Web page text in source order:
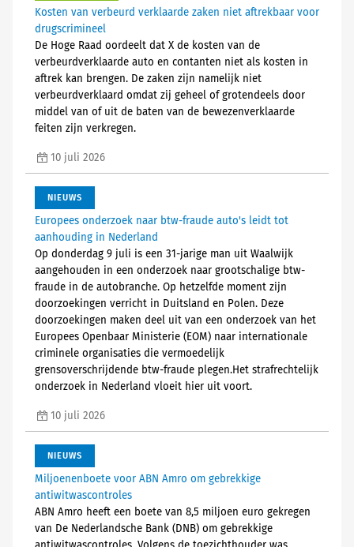
Kosten van verbeurd verklaarde zaken niet aftrekbaar voor
drugscrimineel
De Hoge Raad oordeelt dat X de kosten van de
verbeurdverklaarde auto en contanten niet als kosten in
aftrek kan brengen. De zaken zijn namelijk niet
verbeurdverklaard omdat zij geheel of grotendeels door
middel van of uit de baten van de bewezenverklaarde
feiten zijn verkregen.
10 juli 2026
NIEUWS
Europees onderzoek naar btw-fraude auto's leidt tot
aanhouding in Nederland
Op donderdag 9 juli is een 31-jarige man uit Waalwijk
aangehouden in een onderzoek naar grootschalige btw-
fraude in de autobranche. Op hetzelfde moment zijn
doorzoekingen verricht in Duitsland en Polen. Deze
doorzoekingen maken deel uit van een onderzoek van het
Europees Openbaar Ministerie (EOM) naar internationale
criminele organisaties die vermoedelijk
grensoverschrijdende btw-fraude plegen.Het strafrechtelijk
onderzoek in Nederland vloeit hier uit voort.
10 juli 2026
NIEUWS
Miljoenenboete voor ABN Amro om gebrekkige
antiwitwascontroles
ABN Amro heeft een boete van 8,5 miljoen euro gekregen
van De Nederlandsche Bank (DNB) om gebrekkige